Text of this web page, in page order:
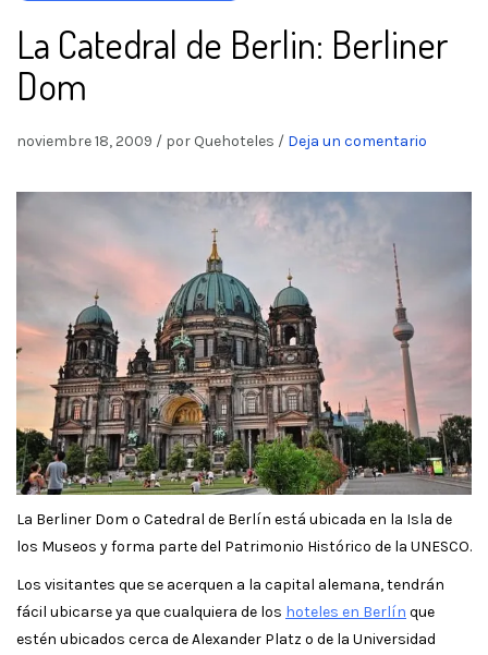
La Catedral de Berlin: Berliner
Dom
noviembre 18, 2009 / por Quehoteles / Deja un comentario
La Berliner Dom o Catedral de Berlín está ubicada en la Isla de
los Museos y forma parte del Patrimonio Histórico de la UNESCO.
Los visitantes que se acerquen a la capital alemana, tendrán
fácil ubicarse ya que cualquiera de los hoteles en Berlín que
estén ubicados cerca de Alexander Platz o de la Universidad